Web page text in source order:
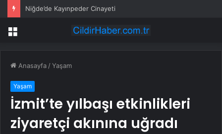
Niğde’de Kayınpeder Cinayeti
Menü
Anasayfa /Yaşam
Yaşam
İzmit’te yılbaşı etkinlikleri
ziyaretçi akınına uğradı